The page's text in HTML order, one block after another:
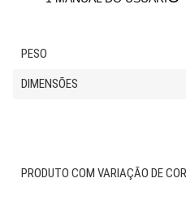
PESO
DIMENSÕES
PRODUTO COM VARIAÇÃO DE